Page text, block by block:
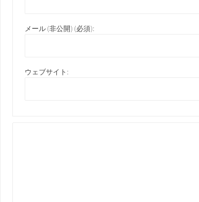
メール (非公開) (必須):
ウェブサイト: